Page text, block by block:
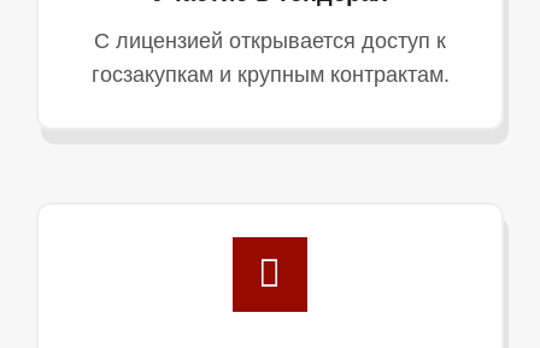
С лицензией открывается доступ к
госзакупкам и крупным контрактам.